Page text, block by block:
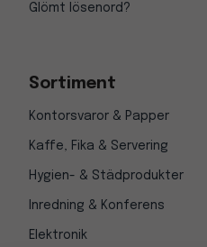
Glömt lösenord?
Sortiment
Kontorsvaror & Papper
Kaffe, Fika & Servering
Hygien- & Städprodukter
Inredning & Konferens
Elektronik